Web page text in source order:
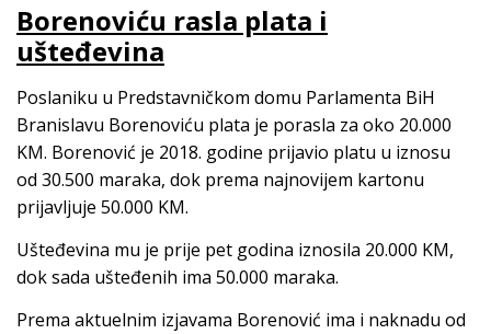
Borenoviću rasla plata i
ušteđevina
Poslaniku u Predstavničkom domu Parlamenta BiH
Branislavu Borenoviću plata je porasla za oko 20.000
KM. Borenović je 2018. godine prijavio platu u iznosu
od 30.500 maraka, dok prema najnovijem kartonu
prijavljuje 50.000 KM.
Ušteđevina mu je prije pet godina iznosila 20.000 KM,
dok sada ušteđenih ima 50.000 maraka.
Prema aktuelnim izjavama Borenović ima i naknadu od